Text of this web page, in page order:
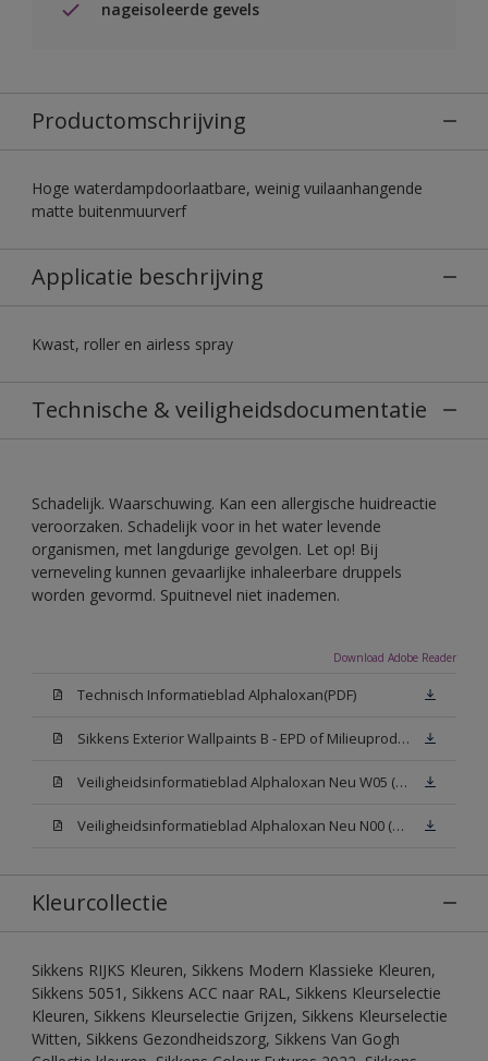
nageisoleerde gevels
Productomschrijving
Hoge waterdampdoorlaatbare, weinig vuilaanhangende
matte buitenmuurverf
Applicatie beschrijving
Kwast, roller en airless spray
Technische & veiligheidsdocumentatie
Schadelijk. Waarschuwing. Kan een allergische huidreactie
veroorzaken. Schadelijk voor in het water levende
organismen, met langdurige gevolgen. Let op! Bij
verneveling kunnen gevaarlijke inhaleerbare druppels
worden gevormd. Spuitnevel niet inademen.
Download Adobe Reader
Technisch Informatieblad Alphaloxan(PDF)
Sikkens Exterior Wallpaints B - EPD of Milieuproductverklaring
Veiligheidsinformatieblad Alphaloxan Neu W05 (MSDS)
Veiligheidsinformatieblad Alphaloxan Neu N00 (MSDS)
Kleurcollectie
Sikkens RIJKS Kleuren, Sikkens Modern Klassieke Kleuren,
Sikkens 5051, Sikkens ACC naar RAL, Sikkens Kleurselectie
Kleuren, Sikkens Kleurselectie Grijzen, Sikkens Kleurselectie
Witten, Sikkens Gezondheidszorg, Sikkens Van Gogh